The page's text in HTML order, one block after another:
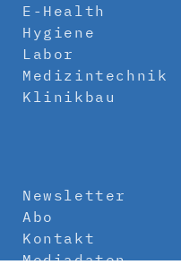
E-Health
Hygiene
Labor
Medizintechnik
Klinikbau
Newsletter
Abo
Kontakt
Mediadaten